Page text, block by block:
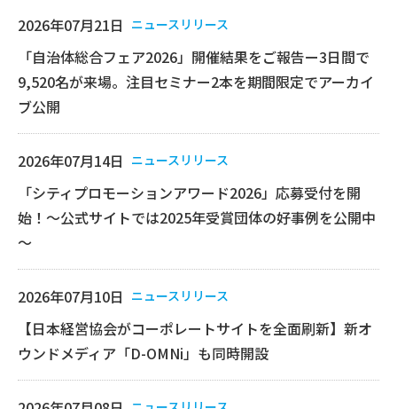
2026年07月21日 ニュースリリース
「自治体総合フェア2026」開催結果をご報告ー3日間で
9,520名が来場。注目セミナー2本を期間限定でアーカイ
ブ公開
2026年07月14日 ニュースリリース
「シティプロモーションアワード2026」応募受付を開
始！～公式サイトでは2025年受賞団体の好事例を公開中
～
2026年07月10日 ニュースリリース
【日本経営協会がコーポレートサイトを全面刷新】新オ
ウンドメディア「D-OMNi」も同時開設